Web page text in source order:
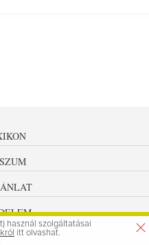
használ szolgáltatásai
itt olvashat.